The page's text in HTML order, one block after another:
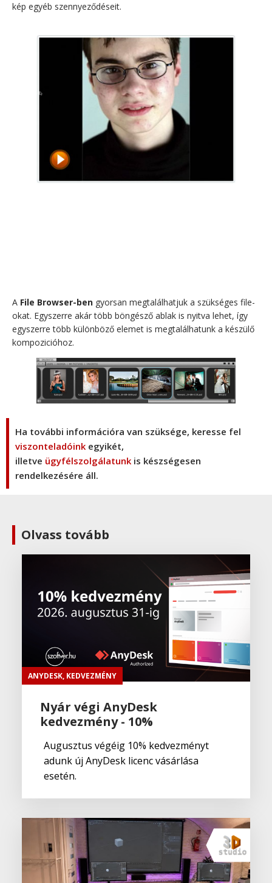
kép egyéb szennyeződéseit.
A File Browser-ben gyorsan megtalálhatjuk a szükséges file-
okat. Egyszerre akár több böngésző ablak is nyitva lehet, így
egyszerre több különböző elemet is megtalálhatunk a készülő
kompozicióhoz.
Ha további információra van szüksége, keresse fel
viszonteladóink egyikét,
illetve ügyfélszolgálatunk is készségesen
rendelkezésére áll.
Olvass tovább
ANYDESK, KEDVEZMÉNY
Nyár végi AnyDesk
kedvezmény - 10%
Augusztus végéig 10% kedvezményt
adunk új AnyDesk licenc vásárlása
esetén.